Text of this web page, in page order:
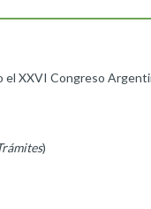
XXVI Congreso
)